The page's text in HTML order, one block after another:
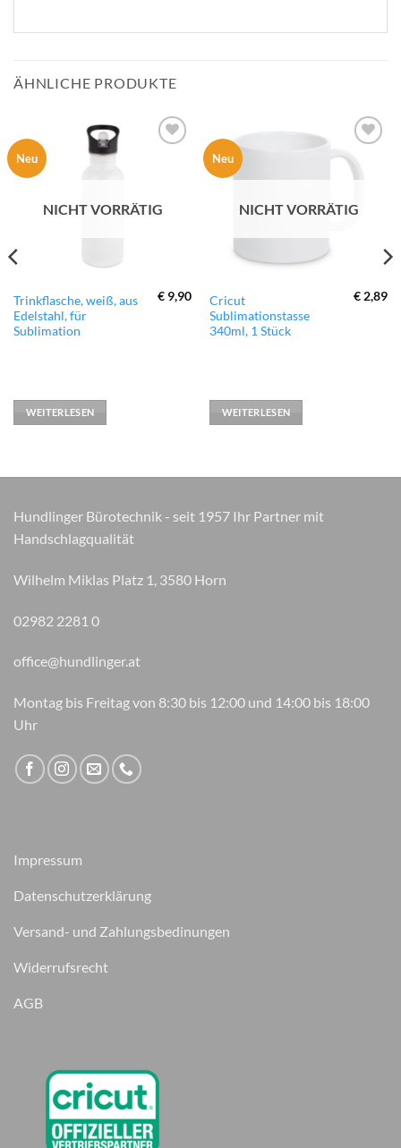
ÄHNLICHE PRODUKTE
Neu
NICHT VORRÄTIG
Trinkflasche, weiß, aus
Edelstahl, für
Sublimation
€ 9,90
WEITERLESEN
Neu
zur
Wunschliste
hinzufügen
NICHT VORRÄTIG
Cricut
Sublimationstasse
340ml, 1 Stück
€2,89
WEITERLESEN
Hundlinger Bürotechnik - seit 1957 Ihr Partner mit
Handschlagqualität
Wilhelm Miklas Platz 1, 3580 Horn
02982 2281 0
office@hundlinger.at
Montag bis Freitag von 8:30 bis 12:00 und 14:00 bis 18:00
Uhr
Impressum
Datenschutzerklärung
Versand- und Zahlungsbedinungen
Widerrufsrecht
AGB